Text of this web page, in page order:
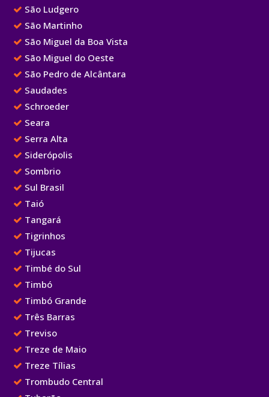
São Ludgero
São Martinho
São Miguel da Boa Vista
São Miguel do Oeste
São Pedro de Alcântara
Saudades
Schroeder
Seara
Serra Alta
Siderópolis
Sombrio
Sul Brasil
Taió
Tangará
Tigrinhos
Tijucas
Timbé do Sul
Timbó
Timbó Grande
Três Barras
Treviso
Treze de Maio
Treze Tílias
Trombudo Central